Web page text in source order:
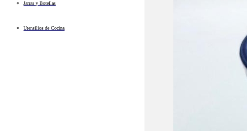
Jarras y Botellas
Utensilios de Cocina